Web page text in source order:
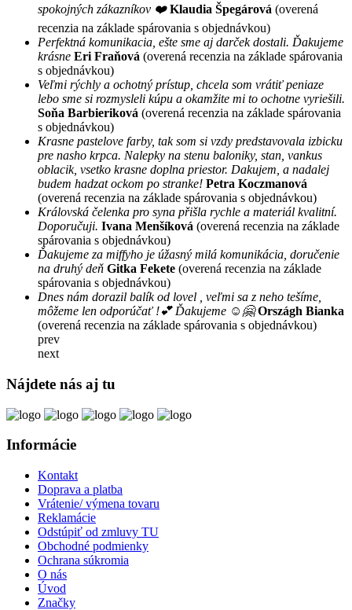
spokojných zákazníkov ❤️ Klaudia Špegárová (overená
recenzia na základe spárovania s objednávkou)
Perfektná komunikacia, ešte sme aj darček dostali. Ďakujeme
krásne Eri Fraňová (overená recenzia na základe spárovania
s objednávkou)
Veľmi rýchly a ochotný prístup, chcela som vrátiť peniaze
lebo sme si rozmysleli kúpu a okamžite mi to ochotne vyriešili.
Soňa Barbieriková (overená recenzia na základe spárovania
s objednávkou)
Krasne pastelove farby, tak som si vzdy predstavovala izbicku
pre nasho krpca. Nalepky na stenu baloniky, stan, vankus
oblacik, vsetko krasne doplna priestor. Dakujem, a nadalej
budem hadzat ockom po stranke! Petra Koczmanová
(overená recenzia na základe spárovania s objednávkou)
Královská čelenka pro syna přišla rychle a materiál kvalitní.
Doporučuji. Ivana Menšíková (overená recenzia na základe
spárovania s objednávkou)
Ďakujeme za miffyho je úžasný milá komunikácia, doručenie
na druhý deň Gitka Fekete (overená recenzia na základe
spárovania s objednávkou)
Dnes nám dorazil balík od lovel , veľmi sa z neho tešíme,
môžeme len odporúčať !💕 Ďakujeme ☺️🤗 Országh Bianka
(overená recenzia na základe spárovania s objednávkou)
prev
next
Nájdete nás aj tu
Informácie
Kontakt
Doprava a platba
Vrátenie/ výmena tovaru
Reklamácie
Odstúpiť od zmluvy TU
Obchodné podmienky
Ochrana súkromia
O nás
Úvod
Značky